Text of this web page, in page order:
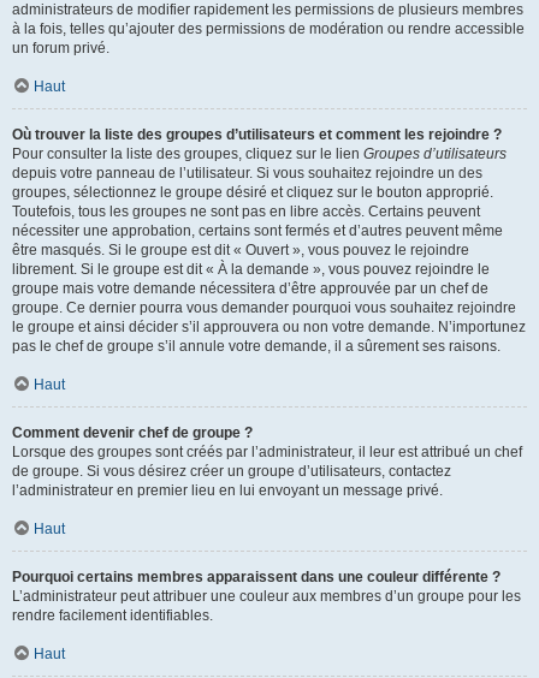
administrateurs de modifier rapidement les permissions de plusieurs membres
à la fois, telles qu’ajouter des permissions de modération ou rendre accessible
un forum privé.
Haut
Où trouver la liste des groupes d’utilisateurs et comment les rejoindre ?
Pour consulter la liste des groupes, cliquez sur le lien Groupes d’utilisateurs
depuis votre panneau de l’utilisateur. Si vous souhaitez rejoindre un des
groupes, sélectionnez le groupe désiré et cliquez sur le bouton approprié.
Toutefois, tous les groupes ne sont pas en libre accès. Certains peuvent
nécessiter une approbation, certains sont fermés et d’autres peuvent même
être masqués. Si le groupe est dit « Ouvert », vous pouvez le rejoindre
librement. Si le groupe est dit « À la demande », vous pouvez rejoindre le
groupe mais votre demande nécessitera d’être approuvée par un chef de
groupe. Ce dernier pourra vous demander pourquoi vous souhaitez rejoindre
le groupe et ainsi décider s’il approuvera ou non votre demande. N’importunez
pas le chef de groupe s’il annule votre demande, il a sûrement ses raisons.
Haut
Comment devenir chef de groupe ?
Lorsque des groupes sont créés par l’administrateur, il leur est attribué un chef
de groupe. Si vous désirez créer un groupe d’utilisateurs, contactez
l’administrateur en premier lieu en lui envoyant un message privé.
Haut
Pourquoi certains membres apparaissent dans une couleur différente ?
L’administrateur peut attribuer une couleur aux membres d’un groupe pour les
rendre facilement identifiables.
Haut